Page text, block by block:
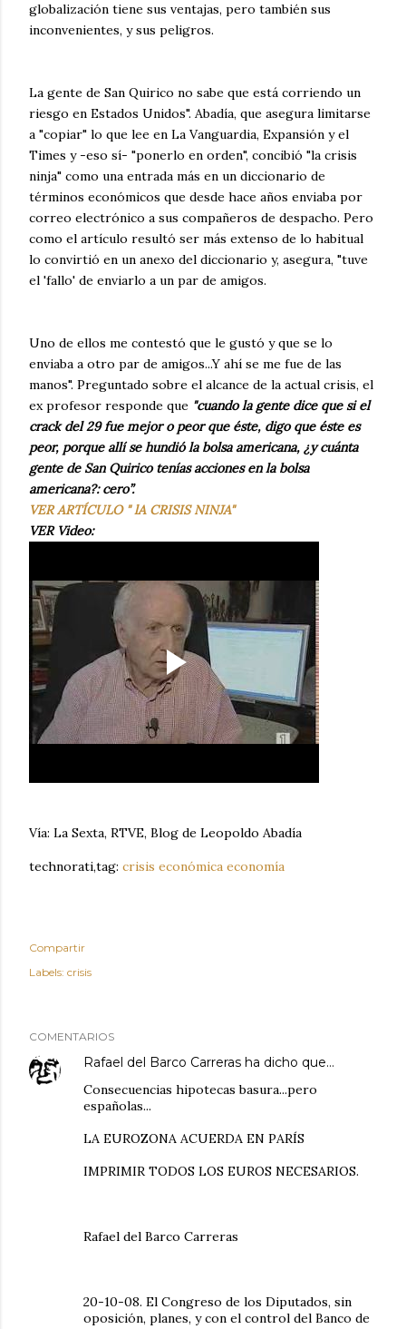
globalización tiene sus ventajas, pero también sus
inconvenientes, y sus peligros.
La gente de San Quirico no sabe que está corriendo un
riesgo en Estados Unidos". Abadía, que asegura limitarse
a "copiar" lo que lee en La Vanguardia, Expansión y el
Times y -eso sí- "ponerlo en orden", concibió "la crisis
ninja" como una entrada más en un diccionario de
términos económicos que desde hace años enviaba por
correo electrónico a sus compañeros de despacho. Pero
como el artículo resultó ser más extenso de lo habitual
lo convirtió en un anexo del diccionario y, asegura, "tuve
el 'fallo' de enviarlo a un par de amigos.
Uno de ellos me contestó que le gustó y que se lo
enviaba a otro par de amigos...Y ahí se me fue de las
manos". Preguntado sobre el alcance de la actual crisis, el
ex profesor responde que "cuando la gente dice que si el
crack del 29 fue mejor o peor que éste, digo que éste es
peor, porque allí se hundió la bolsa americana, ¿y cuánta
gente de San Quirico tenías acciones en la bolsa
americana?: cero”.
VER ARTÍCULO " lA CRISIS NINJA"
VER Video:
Vía: La Sexta, RTVE, Blog de Leopoldo Abadía
technorati,tag: crisis económica economía
Compartir
Labels: crisis
COMENTARIOS
Rafael del Barco Carreras ha dicho que…
Consecuencias hipotecas basura...pero
españolas...
LA EUROZONA ACUERDA EN PARÍS
IMPRIMIR TODOS LOS EUROS NECESARIOS.
Rafael del Barco Carreras
20-10-08. El Congreso de los Diputados, sin
oposición, planes, y con el control del Banco de